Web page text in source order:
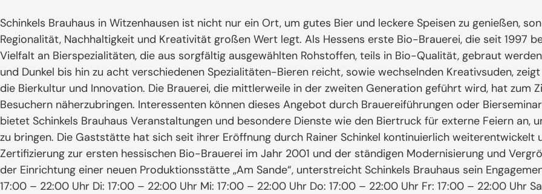
Schinkels Brauhaus in Witzenhausen ist nicht nur ein Ort, um gutes Bier und leckere Speisen zu genießen,
Regionalität, Nachhaltigkeit und Kreativität großen Wert legt. Als Hessens erste Bio-Brauerei, die seit 1997
Vielfalt an Bierspezialitäten, die aus sorgfältig ausgewählten Rohstoffen, teils in Bio-Qualität, gebraut
und Dunkel bis hin zu acht verschiedenen Spezialitäten-Bieren reicht, sowie wechselnden Kreativsuden,
die Bierkultur und Innovation. Die Brauerei, die mittlerweile in der zweiten Generation geführt wird, hat zum
Besuchern näherzubringen. Interessenten können dieses Angebot durch Brauereiführungen oder
bietet Schinkels Brauhaus Veranstaltungen und besondere Dienste wie den Biertruck für externe Feiern an,
zu bringen. Die Gaststätte hat sich seit ihrer Eröffnung durch Rainer Schinkel kontinuierlich
Zertifizierung zur ersten hessischen Bio-Brauerei im Jahr 2001 und der ständigen Modernisierung und
der Einrichtung einer neuen Produktionsstätte „Am Sande“, unterstreicht Schinkels Brauhaus sein
17:00 – 22:00 Uhr Di: 17:00 – 22:00 Uhr Mi: 17:00 – 22:00 Uhr Do: 17:00 – 22:00 Uhr Fr: 17:00 – 22:00 Uhr